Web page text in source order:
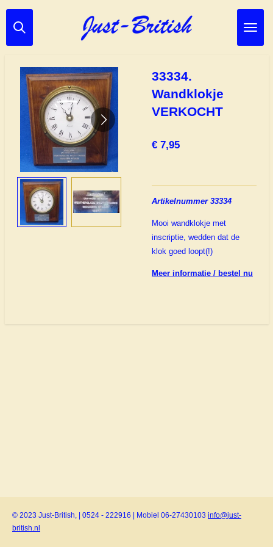
Ga
direct
hoofdinhoud
33334.
Wandklokje
VERKOCHT
€ 7,95
Artikelnummer 33334
Mooi wandklokje met
inscriptie, wedden dat de
klok goed loopt(!)
Meer informatie / bestel nu
© 2023 Just-British, | 0524 - 222916 | Mobiel 06-27430103 info@just-
british.nl